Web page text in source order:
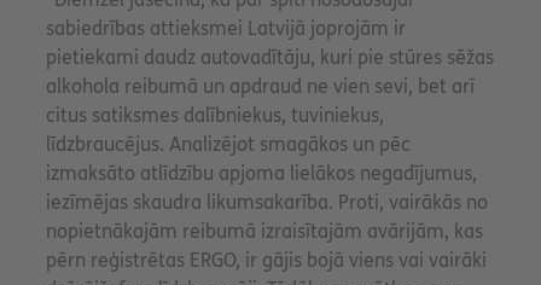
sabiedrības attieksmei Latvijā joprojām ir
pietiekami daudz autovadītāju, kuri pie stūres sēžas
alkohola reibumā un apdraud ne vien sevi, bet arī
citus satiksmes dalībniekus, tuviniekus,
līdzbraucējus. Analizējot smagākos un pēc
izmaksāto atlīdzību apjoma lielākos negadījumus,
iezīmējas skaudra likumsakarība. Proti, vairākās no
nopietnākajām reibumā izraisītajām avārijām, kas
pērn reģistrētas ERGO, ir gājis bojā viens vai vairāki